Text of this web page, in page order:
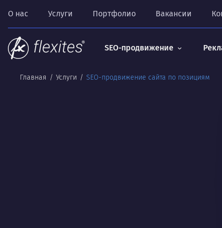
О нас Услуги Портфолио Вакансии
SEO-продвижение
Главная Услуги SEO-продвижение сайта по позициям